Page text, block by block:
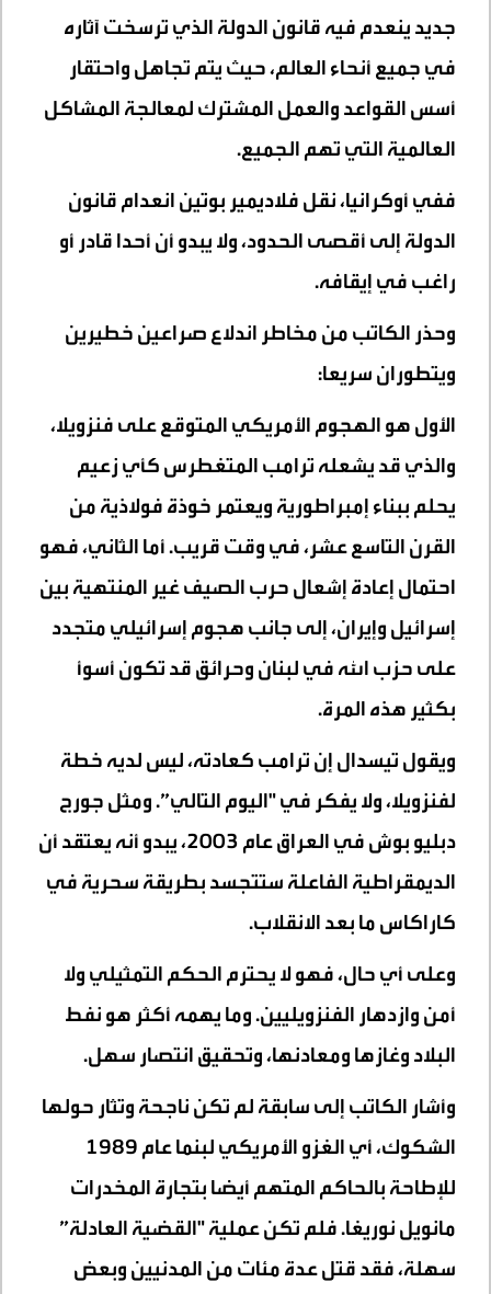
جديد ينعدم فيه قانون الدولة الذي ترسخت آثاره
في جميع أنحاء العالم، حيث يتم تجاهل واحتقار
أسس القواعد والعمل المشترك لمعالجة المشاكل
العالمية التي تهم الجميع.
ففي أوكرانيا، نقل فلاديمير بوتين انعدام قانون
الدولة إلى أقصى الحدود، ولا يبدو أن أحدا قادر أو
راغب في إيقافه.
وحذر الكاتب من مخاطر اندلاع صراعين خطيرين
ويتطوران سريعا:
الأول هو الهجوم الأمريكي المتوقع على فنزويلا،
والذي قد يشعله ترامب المتغطرس كأي زعيم
يحلم ببناء إمبراطورية ويعتمر خوذة فولاذية من
القرن التاسع عشر، في وقت قريب. أما الثاني، فهو
احتمال إعادة إشعال حرب الصيف غير المنتهية بين
إسرائيل وإيران، إلى جانب هجوم إسرائيلي متجدد
على حزب الله في لبنان وحرائق قد تكون أسوأ
بكثير هذه المرة.
ويقول تيسدال إن ترامب كعادته، ليس لديه خطة
لفنزويلا، ولا يفكر في "اليوم التالي”. ومثل جورج
دبليو بوش في العراق عام 2003، يبدو أنه يعتقد أن
الديمقراطية الفاعلة ستتجسد بطريقة سحرية في
كاراكاس ما بعد الانقلاب.
وعلى أي حال، فهو لا يحترم الحكم التمثيلي ولا
أمن وازدهار الفنزويليين. وما يهمه أكثر هو نفط
البلاد وغازها ومعادنها، وتحقيق انتصار سهل.
وأشار الكاتب إلى سابقة لم تكن ناجحة وتثار حولها
الشكوك، أي الغزو الأمريكي لبنما عام 1989
للإطاحة بالحاكم المتهم أيضا بتجارة المخدرات
مانويل نوريغا. فلم تكن عملية "القضية العادلة”
سهلة، فقد قتل عدة مئات من المدنيين وبعض